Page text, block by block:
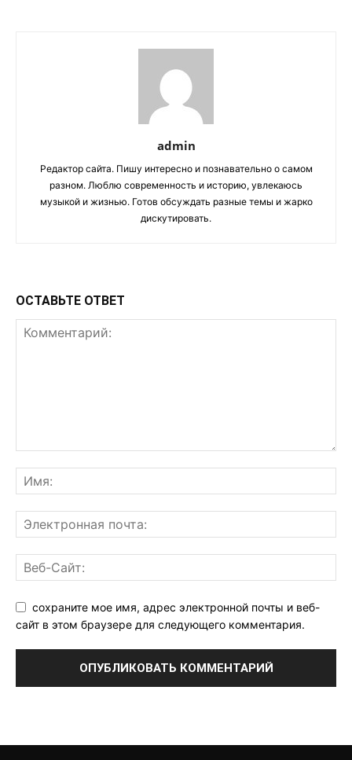
admin
Редактор сайта. Пишу интересно и познавательно о самом
разном. Люблю современность и историю, увлекаюсь
музыкой и жизнью. Готов обсуждать разные темы и жарко
дискутировать.
ОСТАВЬТЕ ОТВЕТ
сохраните мое имя, адрес электронной почты и веб-
сайт в этом браузере для следующего комментария.